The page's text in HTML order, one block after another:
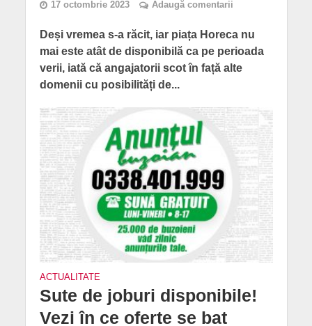
17 octombrie 2023 Adaugă comentarii
Deși vremea s-a răcit, iar piața Horeca nu
mai este atât de disponibilă ca pe perioada
verii, iată că angajatorii scot în față alte
domenii cu posibilități de...
ACTUALITATE
Sute de joburi disponibile!
Vezi în ce oferte se bat